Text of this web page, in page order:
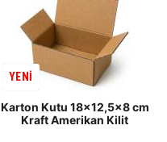
Karton Kutu 18x12,5x8 cm
Kraft Amerikan Kilit
YENİ